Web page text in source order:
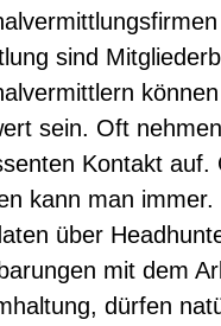
sind
sein. Oft
Kontakt auf.
kann man
über
mit dem
dürfen